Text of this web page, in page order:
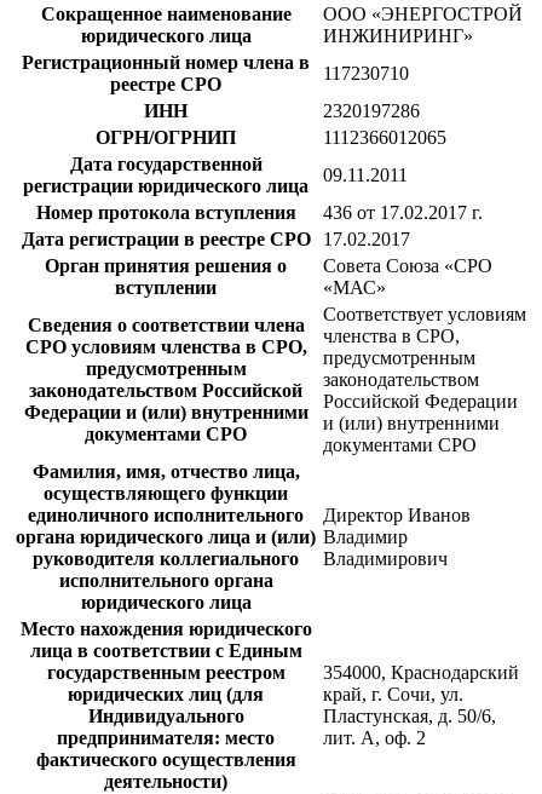
Сокращенное наименование
юридического лица
ООО «ЭНЕРГОСТРОЙ
ИНЖИНИРИНГ»
Регистрационный номер члена в
реестре СРО
117230710
ИНН
2320197286
ОГРН/ОГРНИП
1112366012065
Дата государственной
регистрации юридического лица
09.11.2011
Номер протокола вступления
436 от 17.02.2017 г.
Дата регистрации в реестре СРО
17.02.2017
Орган принятия решения о
вступлении
Совета Союза «СРО
«МАС»
Сведения о соответствии члена
СРО условиям членства в СРО,
предусмотренным
законодательством Российской
Федерации и (или) внутренними
документами СРО
Соответствует условиям
членства в СРО,
предусмотренным
законодательством
Российской Федерации
и (или) внутренними
документами СРО
Фамилия, имя, отчество лица,
осуществляющего функции
единоличного исполнительного
органа юридического лица и (или)
руководителя коллегиального
исполнительного органа
юридического лица
Директор Иванов
Владимир
Владимирович
Место нахождения юридического
лица в соответствии с Единым
государственным реестром
юридических лиц (для
Индивидуального
предпринимателя: место
фактического осуществления
деятельности)
354000, Краснодарский
край, г. Сочи, ул.
Пластунская, д. 50/6,
лит. А, оф. 2